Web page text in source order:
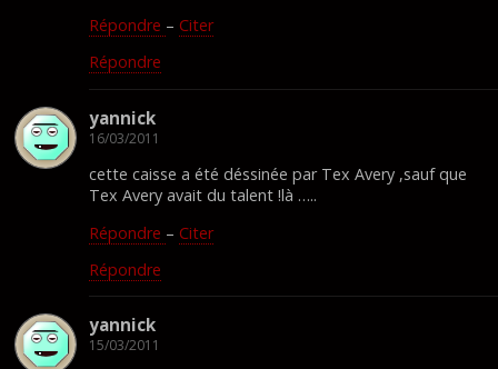
Répondre – Citer
Répondre
yannick
16/03/2011
cette caisse a été déssinée par Tex Avery ,sauf que
Tex Avery avait du talent !là …..
Répondre – Citer
Répondre
yannick
15/03/2011